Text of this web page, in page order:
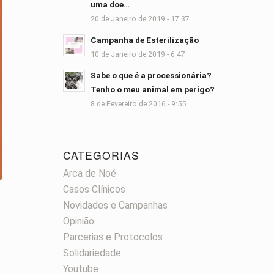
uma doe…
20 de Janeiro de 2019 - 17:37
Campanha de Esterilização
10 de Janeiro de 2019 - 6:47
Sabe o que é a processionária?
Tenho o meu animal em perigo?
8 de Fevereiro de 2016 - 9:55
CATEGORIAS
Arca de Noé
Casos Clínicos
Novidades e Campanhas
Opinião
Parcerias e Protocolos
Solidariedade
Youtube